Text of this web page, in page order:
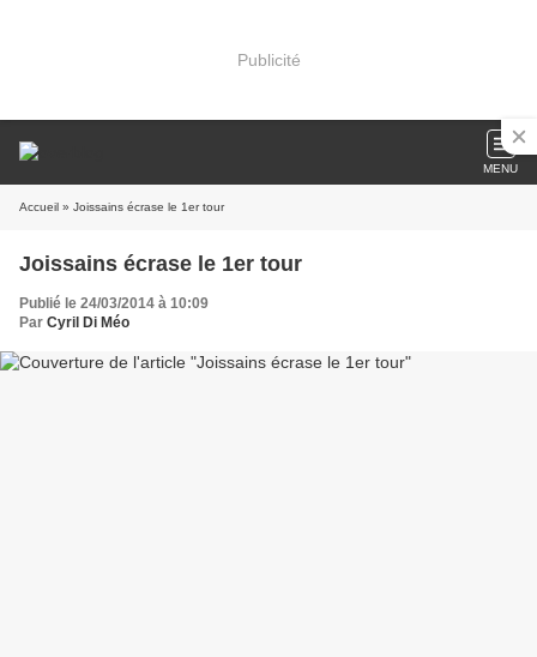
Publicité
MENU
Accueil » Joissains écrase le 1er tour
Joissains écrase le 1er tour
Publié le 24/03/2014 à 10:09
Par Cyril Di Méo